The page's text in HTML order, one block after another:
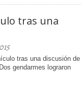
tras una
tras una discusión de
gendarmes lograron